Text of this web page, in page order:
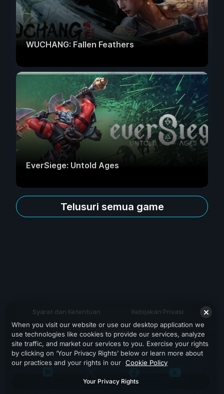
WUCHANG: Fallen Feathers
EverSiege: Untold Ages
Telusuri semua game
Syarat dan Ketentuan Kebijakan Privasi
Dukungan
When you visit our website or use our desktop application we
use technologies like cookies to provide our services, analyze
site traffic, and market our services to you. Exercise your rights
by clicking on ‘Your Privacy Rights’ below or learn more about
our practices and your rights in our Cookie Policy
Your Privacy Rights